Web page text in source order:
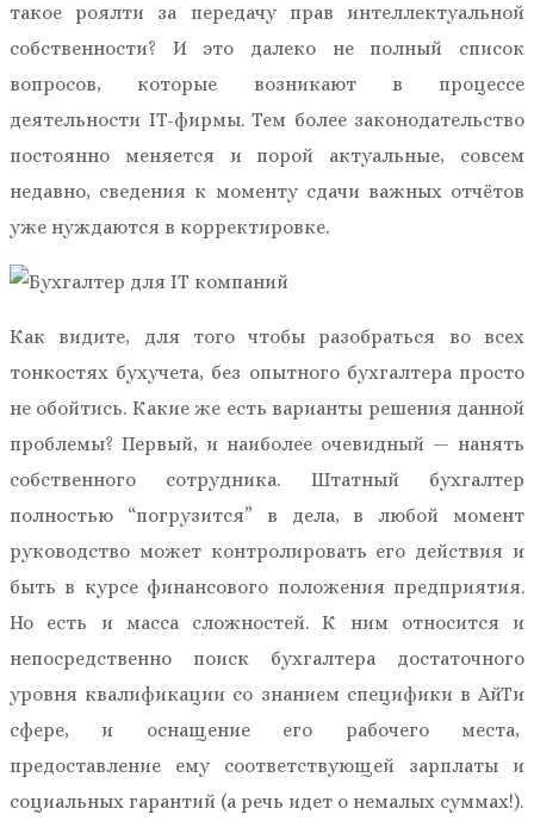
такое роялти за передачу прав интеллектуальной
собственности? И это далеко не полный список
вопросов, которые возникают в процессе
деятельности IT-фирмы. Тем более законодательство
постоянно меняется и порой актуальные, совсем
недавно, сведения к моменту сдачи важных отчётов
уже нуждаются в корректировке.
Как видите, для того чтобы разобраться во всех
тонкостях бухучета, без опытного бухгалтера просто
не обойтись. Какие же есть варианты решения данной
проблемы? Первый, и наиболее очевидный — нанять
собственного сотрудника. Штатный бухгалтер
полностью “погрузится” в дела, в любой момент
руководство может контролировать его действия и
быть в курсе финансового положения предприятия.
Но есть и масса сложностей. К ним относится и
непосредственно поиск бухгалтера достаточного
уровня квалификации со знанием специфики в АйТи
сфере, и оснащение его рабочего места,
предоставление ему соответствующей зарплаты и
социальных гарантий (а речь идет о немалых суммах!).